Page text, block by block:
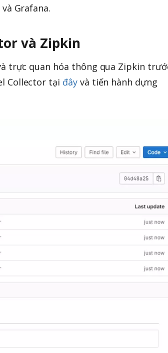
Grafana.
và Zipkin
trực quan hóa thông qua Zipkin
Collector tại đâyvà tiến hành dựng